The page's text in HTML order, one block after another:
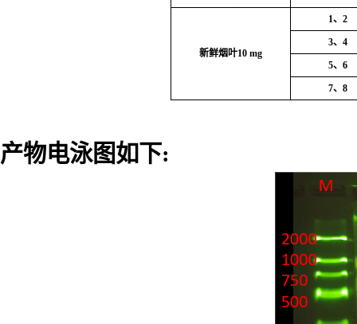
新鲜烟叶10 mg
1、 2
3、 4
5、 6
7、 8
产物电泳图如下: